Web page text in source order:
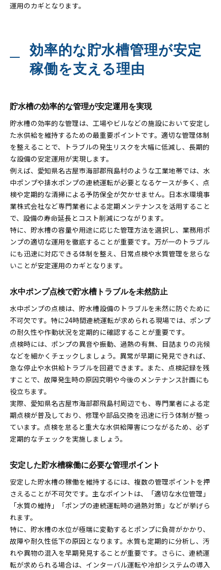
運用のカギとなります。
効率的な貯水槽管理が安定
稼働を支える理由
貯水槽の効率的な管理が安定運用を実現
貯水槽の効率的な管理は、工場やビルなどの施設において安定し
た水供給を維持するための最重要ポイントです。適切な管理体制
を整えることで、トラブルの発生リスクを大幅に低減し、長期的
な設備の安定運用が実現します。
例えば、愛知県名古屋市海部郡飛島村のような工業地帯では、水
中ポンプや排水ポンプの連続運転が必要となるケースが多く、点
検や定期的な清掃による予防保全が欠かせません。日本水環境事
業株式会社など専門業者による定期メンテナンスを活用すること
で、設備の寿命延長とコスト削減につながります。
特に、貯水槽の容量や用途に応じた管理方法を選択し、業務用ポ
ンプの適切な運用を徹底することが重要です。万が一のトラブル
にも迅速に対応できる体制を整え、日常点検や水質管理を怠らな
いことが安定運用のカギとなります。
水中ポンプ点検で貯水槽トラブルを未然防止
水中ポンプの点検は、貯水槽設備のトラブルを未然に防ぐために
不可欠です。特に24時間連続運転が求められる現場では、ポンプ
の耐久性や作動状況を定期的に確認することが重要です。
点検時には、ポンプの異音や振動、過熱の有無、目詰まりの兆候
などを細かくチェックしましょう。異常が早期に発見できれば、
急な停止や水供給トラブルを回避できます。また、点検記録を残
すことで、故障発生時の原因究明や今後のメンテナンス計画にも
役立ちます。
実際、愛知県名古屋市海部郡飛島村周辺でも、専門業者による定
期点検が普及しており、修理や部品交換を迅速に行う体制が整っ
ています。点検を怠ると重大な水供給障害につながるため、必ず
定期的なチェックを実施しましょう。
安定した貯水槽稼働に必要な管理ポイント
安定した貯水槽の稼働を維持するには、複数の管理ポイントを押
さえることが不可欠です。主なポイントは、「適切な水位管理」
「水質の維持」「ポンプの連続運転時の過熱対策」などが挙げら
れます。
特に、貯水槽の水位が極端に変動するとポンプに負荷がかかり、
故障や耐久性低下の原因となります。水質も定期的に分析し、汚
れや異物の混入を早期発見することが重要です。さらに、連続運
転が求められる場合は、インターバル運転や冷却システムの導入